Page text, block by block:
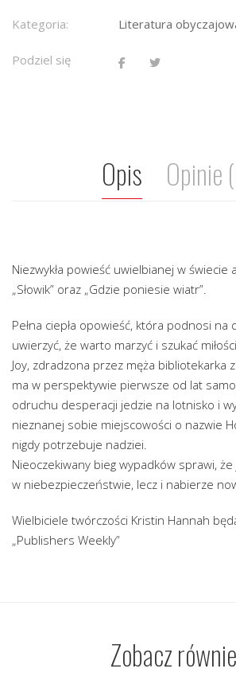
Kategoria: Literatura
Podziel się
Opis Opinie
Niezwykła powieść uwielbianej w
„Słowik” oraz „Gdzie poniesie wiatr”.
Pełna ciepła opowieść, która podnosi na
uwierzyć, że warto marzyć i szukać miłości.
Joy, zdradzona przez męża bibliotekarka
ma w perspektywie pierwsze od lat
odruchu desperacji jedzie na lotnisko i
nieznanej sobie miejscowości o nazwie
nigdy potrzebuje nadziei.
Nieoczekiwany bieg wypadków sprawi,
w niebezpieczeństwie, lecz i nabierze
Wielbiciele twórczości Kristin Hannah
„Publishers Weekly”
Zobacz